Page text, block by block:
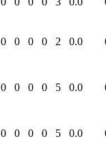
0 0 0 0 2 0.0
0 0 0 0 5 0.0
0 0 0 0 5 0.0